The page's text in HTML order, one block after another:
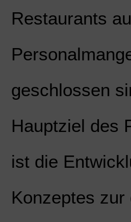
Restaurants
geschlossen
Hauptziel des
ist die
Konzeptes zur